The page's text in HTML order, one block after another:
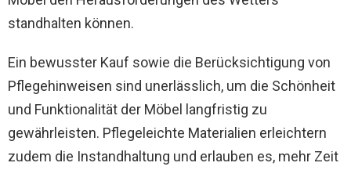
standhalten können.
Ein bewusster Kauf sowie die Berücksichtigung von
Pflegehinweisen sind unerlässlich, um die Schönheit
und Funktionalität der Möbel langfristig zu
gewährleisten. Pflegeleichte Materialien erleichtern
zudem die Instandhaltung und erlauben es, mehr Zeit